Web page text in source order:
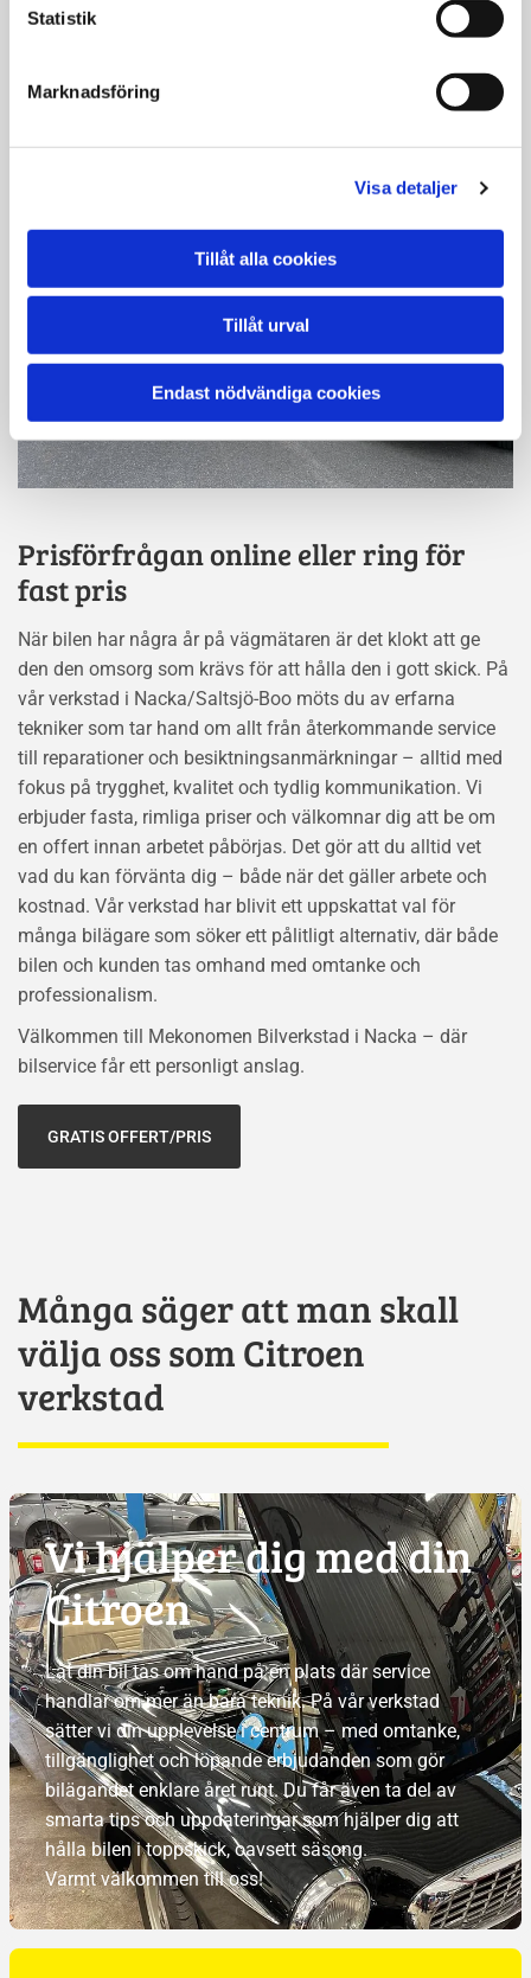
Statistik
Marknadsföring
Visa detaljer
Tillåt alla cookies
Tillåt urval
Endast nödvändiga cookies
Prisförfrågan online eller ring för
fast pris
När bilen har några år på vägmätaren är det klokt att ge
den den omsorg som krävs för att hålla den i gott skick. På
vår verkstad i Nacka/Saltsjö-Boo möts du av erfarna
tekniker som tar hand om allt från återkommande service
till reparationer och besiktningsanmärkningar – alltid med
fokus på trygghet, kvalitet och tydlig kommunikation. Vi
erbjuder fasta, rimliga priser och välkomnar dig att be om
en offert innan arbetet påbörjas. Det gör att du alltid vet
vad du kan förvänta dig – både när det gäller arbete och
kostnad. Vår verkstad har blivit ett uppskattat val för
många bilägare som söker ett pålitligt alternativ, där både
bilen och kunden tas omhand med omtanke och
professionalism.
Välkommen till Mekonomen Bilverkstad i Nacka – där
bilservice får ett personligt anslag.
GRATIS OFFERT/PRIS
Många säger att man skall
välja oss som Citroen
verkstad
Vi hjälper dig med din
Citroen
Låt din bil tas om hand på en plats där service
handlar om mer än bara teknik. På vår verkstad
sätter vi din upplevelse i centrum – med omtanke,
tillgänglighet och löpande erbjudanden som gör
bilägandet enklare året runt. Du får även ta del av
smarta tips och uppdateringar som hjälper dig att
hålla bilen i toppskick, oavsett säsong.
Varmt välkommen till oss!